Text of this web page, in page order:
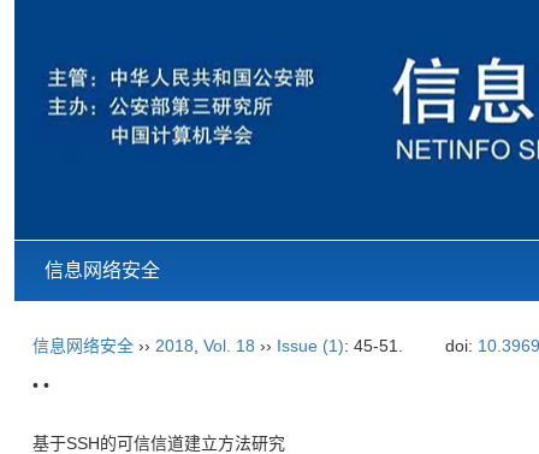
信息网络安全
信息网络安全 ›› 2018 Vol. 18 ›› Issue (1): 45-51. doi:
• •
基于SSH的可信信道建立方法研究